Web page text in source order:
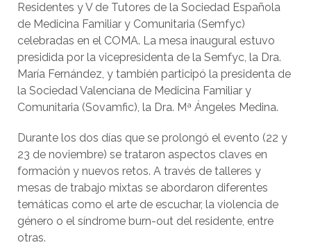
Residentes y V de Tutores de la Sociedad Española
de Medicina Familiar y Comunitaria (Semfyc)
celebradas en el COMA. La mesa inaugural estuvo
presidida por la vicepresidenta de la Semfyc, la Dra.
María Fernández, y también participó la presidenta de
la Sociedad Valenciana de Medicina Familiar y
Comunitaria (Sovamfic), la Dra. Mª Ángeles Medina.
Durante los dos días que se prolongó el evento (22 y
23 de noviembre) se trataron aspectos claves en
formación y nuevos retos. A través de talleres y
mesas de trabajo mixtas se abordaron diferentes
temáticas como el arte de escuchar, la violencia de
género o el síndrome burn-out del residente, entre
otras.